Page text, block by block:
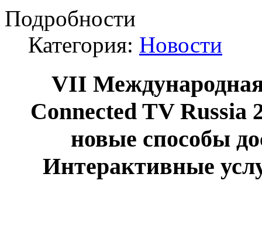
Подробности
Категория: Новости
VII
Connected TV
новые способы
Интерактивные